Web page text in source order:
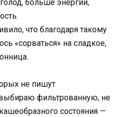
больше энергии,
что благодаря такому
«сорваться» на сладкое,
не пишут
фильтрованную, не
состояния —